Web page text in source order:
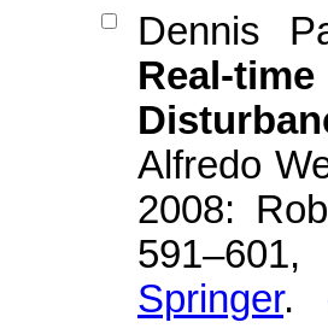
Dennis
Real-
Alfredo
2008:
Springer.